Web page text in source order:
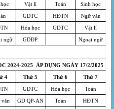
Vật lí Toán
Sinh học
GDTC HĐTN
Ngữ văn
Hóa học GDTC
Vật lí
ngữ GDĐP Ngoại ngữ
2024-2025 ÁP DỤNG NGÀY 17/2/2025
4 Thứ 5 Thứ 6 Thứ 7
GDTC Hóa học
Toán
văn GD QP-AN Toán
HĐTN